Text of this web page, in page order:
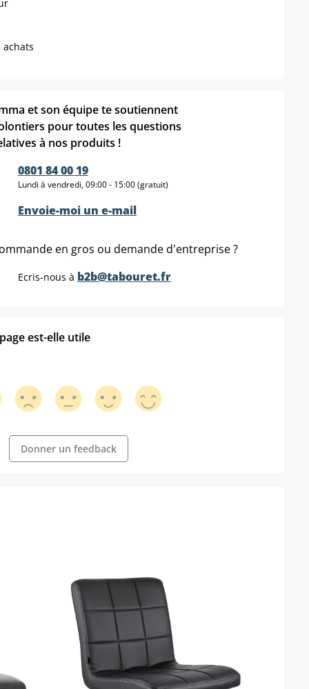
achats
et son équipe te soutiennent
pour toutes les questions
à nos produits !
0801 84 00 19
Lundi à vendredi, 09:00 - 15:00 (gratuit)
Envoie-moi un e-mail
en gros ou demande d'entreprise ?
Ecris-nous à b2b@tabouret.fr
est-elle utile
Donner un feedback